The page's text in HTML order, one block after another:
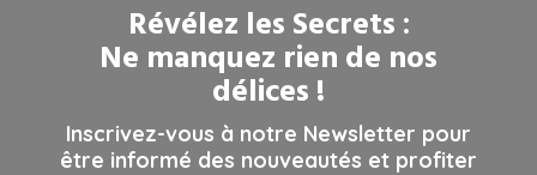
Révélez les Secrets :
Ne manquez rien de nos
délices !
Inscrivez-vous à notre Newsletter pour
être informé des nouveautés et profiter